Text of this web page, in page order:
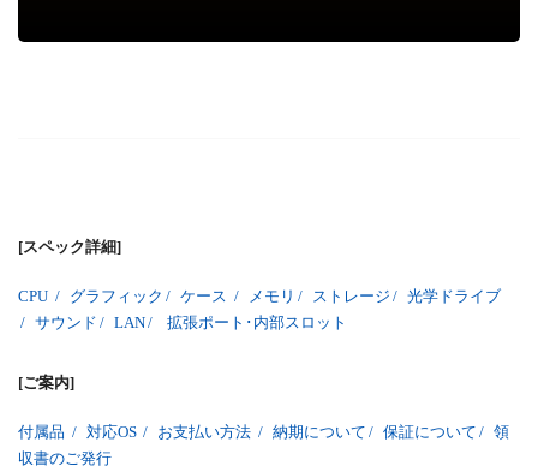
[スペック詳細]
CPU / グラフィック / ケース / メモリ / ストレージ / 光学ドライブ
/ サウンド / LAN/ 拡張ポート･内部スロット
[ご案内]
付属品 / 対応OS / お支払い方法 / 納期について / 保証について / 領
収書のご発行